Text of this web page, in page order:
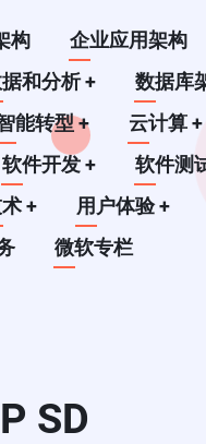
构 企业应用架构
和分析+ 数据库
能转型+ 云计算+
软件开发+ 软件测
术+ 用户体验+
微软专栏
SD